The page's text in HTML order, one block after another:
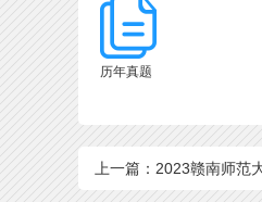
历年真题
上一篇：2023赣南师范